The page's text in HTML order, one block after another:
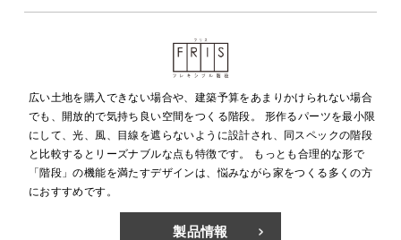
広い土地を購入できない場合や、建築予算をあまりかけられない場合
でも、開放的で気持ち良い空間をつくる階段。 形作るパーツを最小限
にして、光、風、目線を遮らないように設計され、同スペックの階段
と比較するとリーズナブルな点も特徴です。 もっとも合理的な形で
「階段」の機能を満たすデザインは、悩みながら家をつくる多くの方
におすすめです。
製品情報